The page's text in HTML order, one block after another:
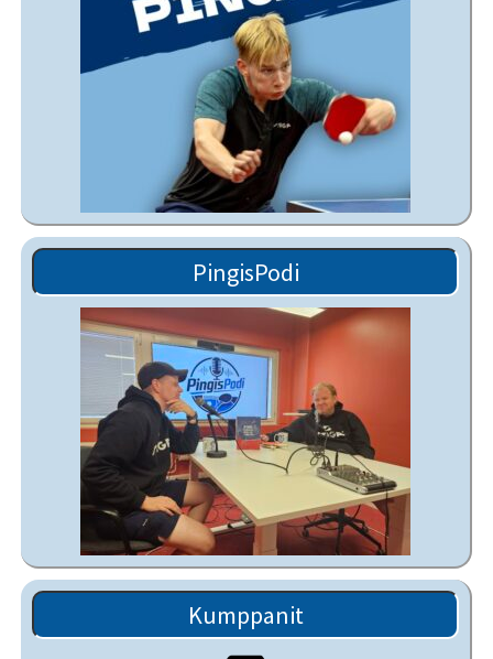
PingisPodi
Kumppanit